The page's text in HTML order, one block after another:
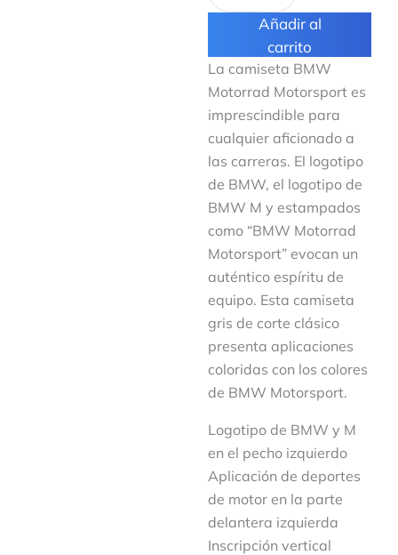
Añadir al
carrito
La camiseta BMW
Motorrad Motorsport es
imprescindible para
cualquier aficionado a
las carreras. El logotipo
de BMW, el logotipo de
BMW M y estampados
como “BMW Motorrad
Motorsport” evocan un
auténtico espíritu de
equipo. Esta camiseta
gris de corte clásico
presenta aplicaciones
coloridas con los colores
de BMW Motorsport.
Logotipo de BMW y M
en el pecho izquierdo
Aplicación de deportes
de motor en la parte
delantera izquierda
Inscripción vertical